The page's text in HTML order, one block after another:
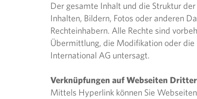
Der gesamte Inhalt und die Struktur
Inhalten, Bildern, Fotos oder anderen
Rechteinhabern. Alle Rechte sind
Übermittlung, die Modifikation oder
International AG untersagt.
Verknüpfungen auf Webseiten Dritter
Mittels Hyperlink können Sie